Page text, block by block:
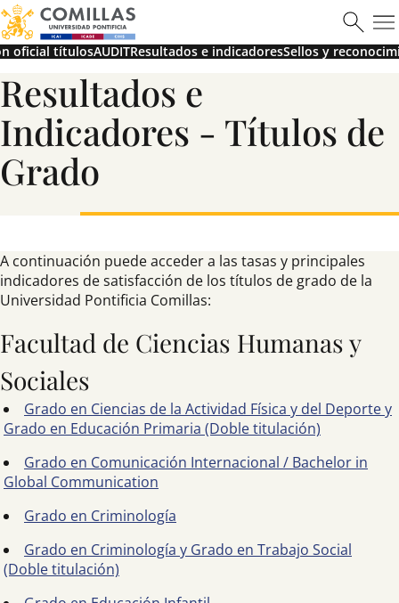
oficial títulosAUDITResultados e indicadoresSellos y
Resultados e
Indicadores - Títulos de
Grado
A continuación puede acceder a las tasas y principales
indicadores de satisfacción de los títulos de grado de la
Universidad Pontificia Comillas:
Facultad de Ciencias Humanas y
Sociales
Grado en Ciencias de la Actividad Física y del Deporte y
Grado en Educación Primaria (Doble titulación)
Grado en Comunicación Internacional / Bachelor in
Global Communication
Grado en Criminología
Grado en Criminología y Grado en Trabajo Social
(Doble titulación)